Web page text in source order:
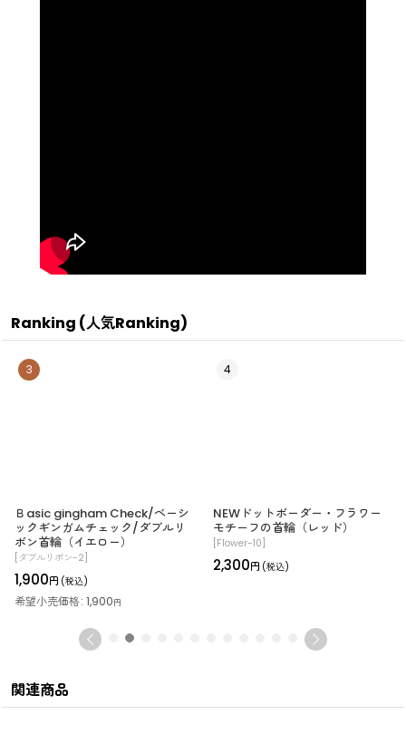
Ranking (人気Ranking)
3
Ｂasic gingham Check/ベーシ
ックギンガムチェック/ダブルリ
ボン首輪（イエロー）
[ ダブルリボン-2]
1,900円 (税込)
希望小売価格: 1,900円
4
NEWドットボーダー・フラワー
モチーフの首輪（レッド）
[Flower-10]
2,300円 (税込)
関連商品